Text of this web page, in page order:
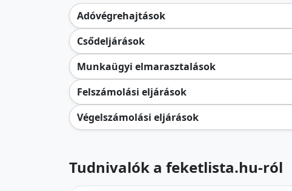
Adóvégrehajtások
Csődeljárások
Munkaügyi elmarasztalások
Felszámolási eljárások
Végelszámolási eljárások
Tudnivalók a feketlista.hu-ról